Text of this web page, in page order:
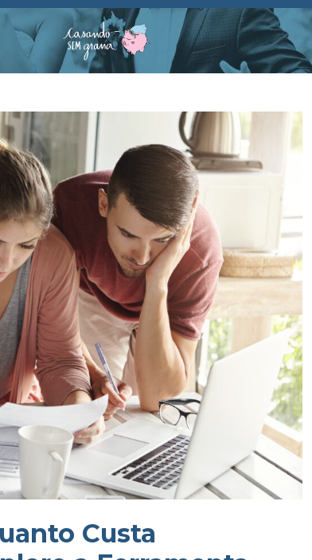
Custa